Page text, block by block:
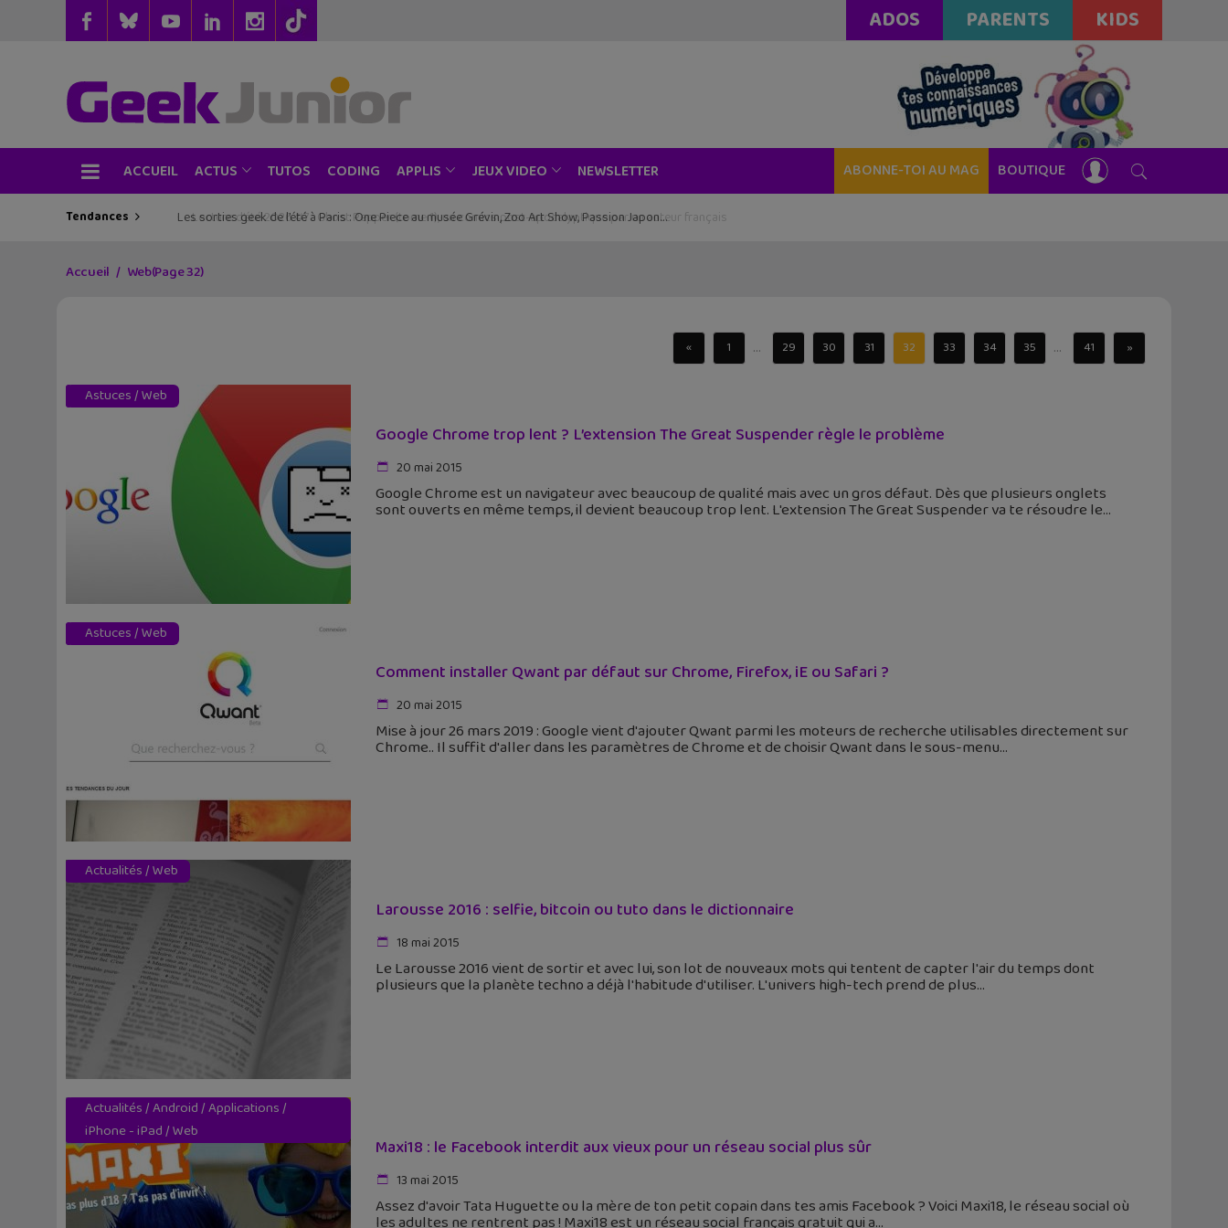
ADOS PARENTS KIDS
ACCUEIL ACTUS TUTOS CODING APPLIS JEUX VIDEO NEWSLETTER ABONNE-TOI AU MAG BOUTIQUE
Tendances Les sorties geek de l’été à Paris : One Piece au musée Grévin, Zoo Art Show, Passion Japon…
Accueil Web(Page 32)
« 1 ... 29 30 31 32 33 34 35 ... 41 »
Astuces/Web
Google Chrome trop lent ? L’extension The Great Suspender règle le problème
20 mai 2015
Google Chrome est un navigateur avec beaucoup de qualité mais avec un gros défaut. Dès que plusieurs onglets
sont ouverts en même temps, il devient beaucoup trop lent. L'extension The Great Suspender va te résoudre le
Astuces/Web
Comment installer Qwant par défaut sur Chrome, Firefox, iE ou Safari ?
20 mai 2015
Mise à jour 26 mars 2019 : Google vient d'ajouter Qwant parmi les moteurs de recherche utilisables directement sur
Chrome.. Il suffit d'aller dans les paramètres de Chrome et de choisir Qwant dans le sous-menu
Actualités/Web
Larousse 2016 : selfie, bitcoin ou tuto dans le dictionnaire
18 mai 2015
Le Larousse 2016 vient de sortir et avec lui, son lot de nouveaux mots qui tentent de capter l'air du temps dont
plusieurs que la planète techno a déjà l'habitude d'utiliser. L'univers high-tech prend de plus
Actualités/Android/Applications/
iPhone - iPad/Web
Maxi18 : le Facebook interdit aux vieux pour un réseau social plus sûr
13 mai 2015
Assez d'avoir Tata Huguette ou la mère de ton petit copain dans tes amis Facebook ? Voici Maxi18, le réseau social où
les adultes ne rentrent pas ! Maxi18 est un réseau social français gratuit qui a